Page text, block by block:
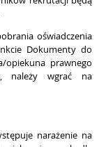
oświadczenia
Dokumenty do
opiekuna prawnego
należy wgrać na
narażenie na